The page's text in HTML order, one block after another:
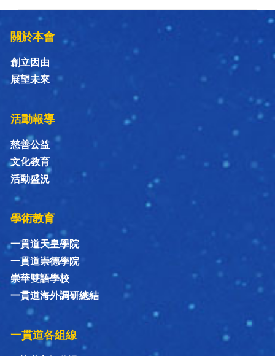
關於本會
創立因由
展望未來
活動報導
慈善公益
文化教育
活動盛況
學術教育
一貫道天皇學院
一貫道崇德學院
崇華雙語學校
一貫道海外調研總結
一貫道各組線